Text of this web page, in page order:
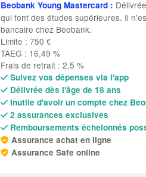
Beobank Young Mastercard :
qui font des études supérieures. Il
bancaire chez Beobank.
Limite : 750 €
TAEG : 16,49 %
Frais de retrait : 2,5 %
Suivez vos dépenses via l'app
Délivrée dès l'âge de 18 ans
Inutile d'avoir un compte chez
2 assurances exclusives
Remboursements échelonnés
Assurance achat en ligne
Assurance Safe online